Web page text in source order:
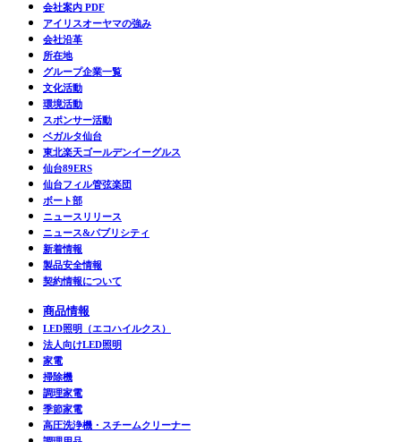
会社案内 PDF
アイリスオーヤマの強み
会社沿革
所在地
グループ企業一覧
文化活動
環境活動
スポンサー活動
ベガルタ仙台
東北楽天ゴールデンイーグルス
仙台89ERS
仙台フィル管弦楽団
ボート部
ニュースリリース
ニュース&パブリシティ
新着情報
製品安全情報
契約情報について
商品情報
LED照明（エコハイルクス）
法人向けLED照明
家電
掃除機
調理家電
季節家電
高圧洗浄機・スチームクリーナー